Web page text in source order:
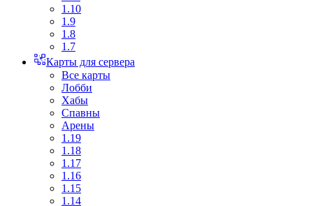
1.10
1.9
1.8
1.7
Карты для сервера
Все карты
Лобби
Хабы
Спавны
Арены
1.19
1.18
1.17
1.16
1.15
1.14